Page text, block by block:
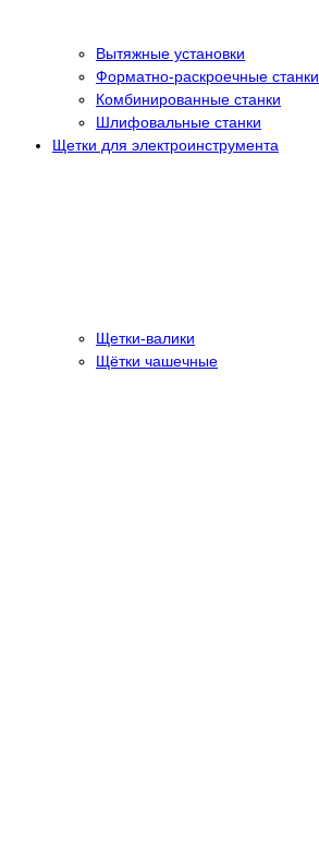
Вытяжные установки
Форматно-раскроечные станки
Комбинированные станки
Шлифовальные станки
Щетки для электроинструмента
Щетки-валики
Щётки чашечные